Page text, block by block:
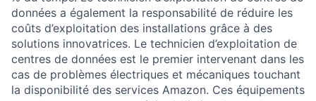
données a également la responsabilité de réduire les
coûts d’exploitation des installations grâce à des
solutions innovatrices. Le technicien d’exploitation de
centres de données est le premier intervenant dans les
cas de problèmes électriques et mécaniques touchant
la disponibilité des services Amazon. Ces équipements